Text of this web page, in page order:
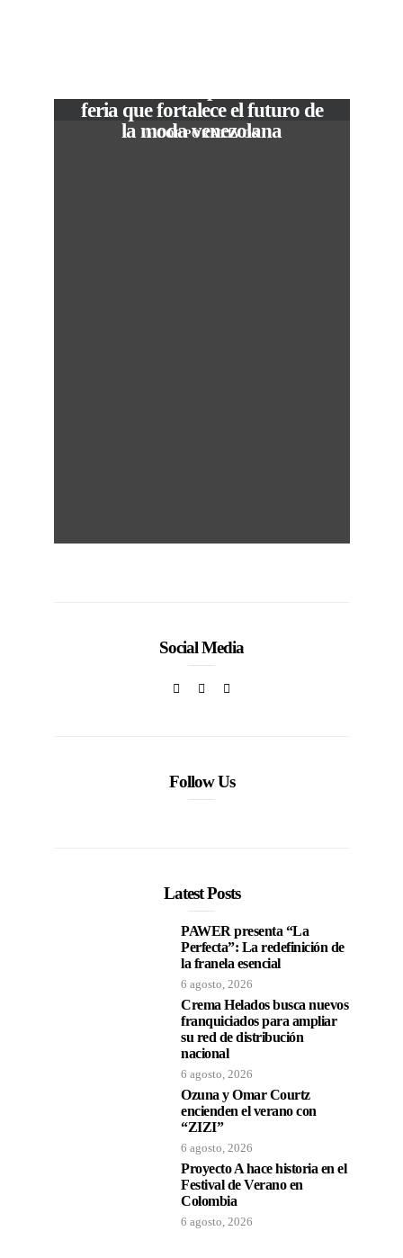
In CORPORATIVOS
feria que fortalece el futuro de
la moda venezolana
Social Media
Follow Us
Latest Posts
PAWER presenta “La
Perfecta”: La redefinición de
la franela esencial
6 agosto, 2026
Crema Helados busca nuevos
franquiciados para ampliar
su red de distribución
nacional
6 agosto, 2026
Ozuna y Omar Courtz
encienden el verano con
“ZIZI”
6 agosto, 2026
Proyecto A hace historia en el
Festival de Verano en
Colombia
6 agosto, 2026